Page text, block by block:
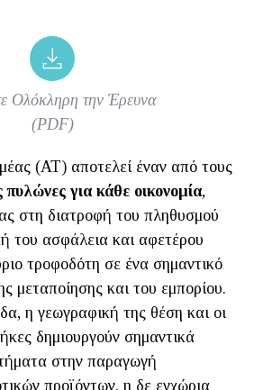
Ολόκληρη την Έρευνα
(PDF)
(ΑΤ) αποτελεί έναν από τους
πυλώνες για κάθε οικονομία,
στη διατροφή του πληθυσμού
του ασφάλεια και αφετέρου
τροφοδότη σε ένα σημαντικό
μεταποίησης και του εμπορίου.
η γεωγραφική της θέση και οι
δημιουργούν σημαντικά
στην παραγωγή
προϊόντων, η δε εγχώρια